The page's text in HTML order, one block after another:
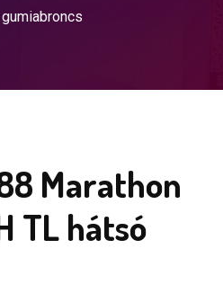
Marathon
TL hátsó